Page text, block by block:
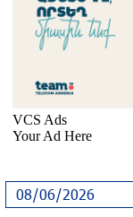
բախվել
կա